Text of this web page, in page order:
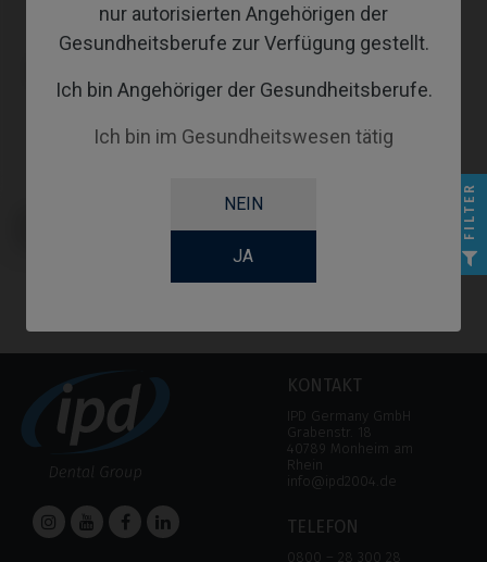
nur autorisierten Angehörigen der
Gesundheitsberufe zur Verfügung gestellt.
Ich bin Angehöriger der Gesundheitsberufe.
Ich bin im Gesundheitswesen tätig
NEIN
JA
Nobel Biocare® Replace® Select
KONTAKT
IPD Germany GmbH
Grabenstr. 18
40789 Monheim am
Rhein
info@ipd2004.de
TELEFON
0800 – 28 300 28
FILTER